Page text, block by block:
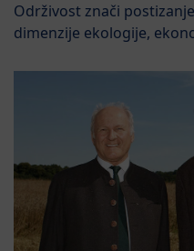
Održivost znači
dimenzije ekologije,